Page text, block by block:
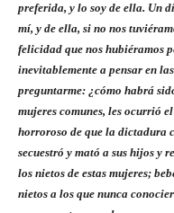
preferida, y lo soy de ella. Un
mí, y de ella, si no nos
felicidad que nos hubiéramos
inevitablemente a pensar en
preguntarme: ¿cómo habrá
mujeres comunes, les ocurrió
horroroso de que la
secuestró y mató a sus hijos y
los nietos de estas mujeres;
nietos a los que nunca